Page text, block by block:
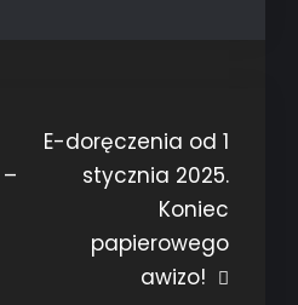
E-doręczenia od 1
stycznia 2025.
Koniec
papierowego
awizo!